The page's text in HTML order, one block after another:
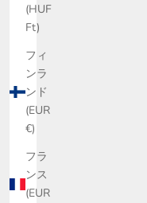
(HUF
Ft)
フィ
ンラ
ンド
(EUR
€)
フラ
ンス
(EUR